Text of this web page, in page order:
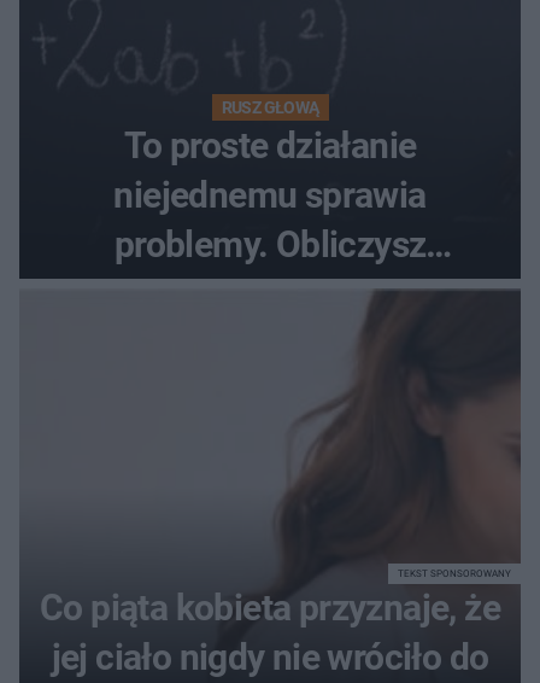
RUSZ GŁOWĄ
To proste działanie
niejednemu sprawia
problemy. Obliczysz
poprawnie, ile to jest
Co piąta kobieta przyznaje, że
jej ciało nigdy nie wróciło do
TEKST SPONSOROWANY